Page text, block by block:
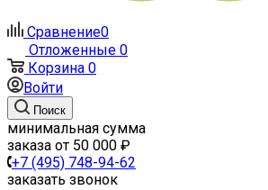
Сравнение0
Отложенные 0
Корзина 0
Войти
Поиск
минимальная сумма
заказа от 50 000 ₽
+7 (495) 748-94-62
заказать звонок